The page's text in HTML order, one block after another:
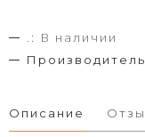
.:
В наличии
Описание